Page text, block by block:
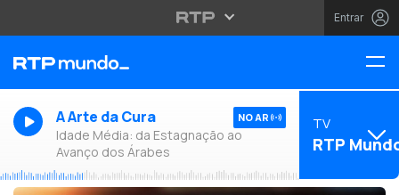
Entrar
A Arte da Cura
Idade Média: da Estagnação ao
Avanço dos Árabes
NO AR TV
RTP